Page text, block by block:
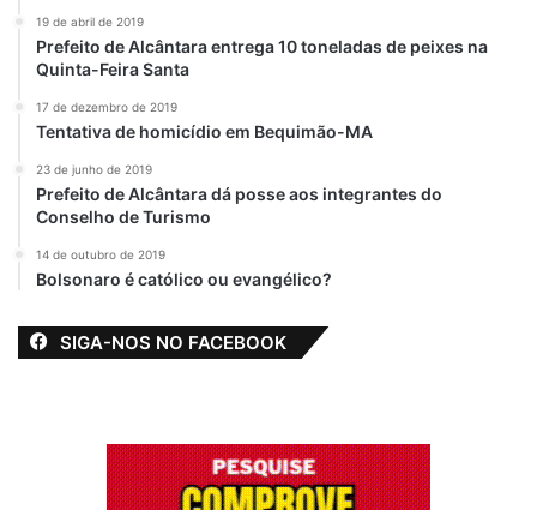
19 de abril de 2019
Prefeito de Alcântara entrega 10 toneladas de peixes na
Quinta-Feira Santa
17 de dezembro de 2019
Tentativa de homicídio em Bequimão-MA
23 de junho de 2019
Prefeito de Alcântara dá posse aos integrantes do
Conselho de Turismo
14 de outubro de 2019
Bolsonaro é católico ou evangélico?
SIGA-NOS NO FACEBOOK